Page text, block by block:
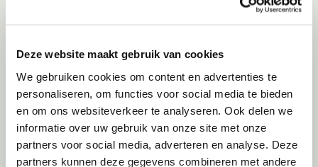
Deze website maakt gebruik van cookies
We gebruiken cookies om content en advertenties te
personaliseren, om functies voor social media te bieden
en om ons websiteverkeer te analyseren. Ook delen we
informatie over uw gebruik van onze site met onze
partners voor social media, adverteren en analyse. Deze
partners kunnen deze gegevens combineren met andere